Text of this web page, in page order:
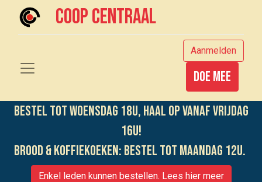
Coop centraal
Aanmelden
Doe mee
Bestel tot woensdag 18u, haal op vanaf vrijdag
16u!
Brood & koffiekoeken: bestel tot maandag 12u.
Enkel leden kunnen bestellen. Lees hier meer